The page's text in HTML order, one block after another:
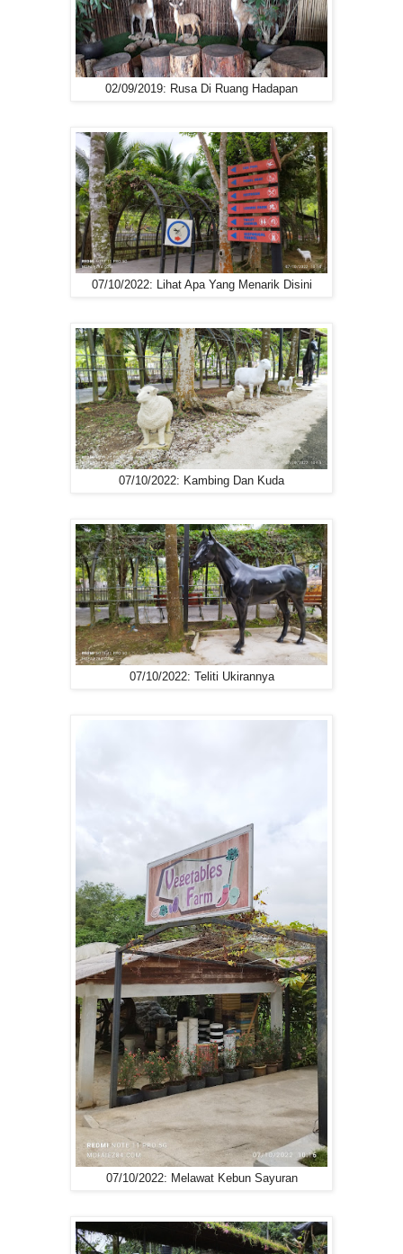
02/09/2019: Rusa Di Ruang Hadapan
07/10/2022: Lihat Apa Yang Menarik Disini
07/10/2022: Kambing Dan Kuda
07/10/2022: Teliti Ukirannya
07/10/2022: Melawat Kebun Sayuran